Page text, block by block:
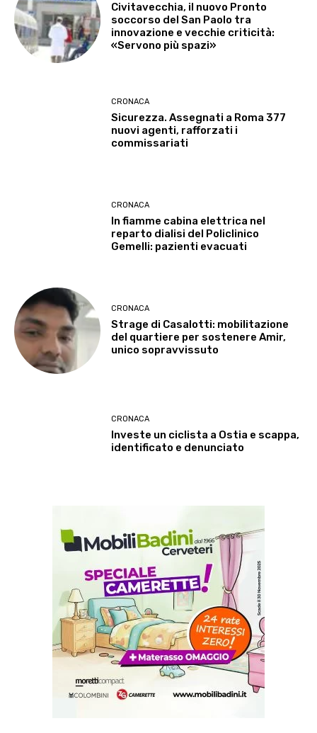
Civitavecchia, il nuovo Pronto
soccorso del San Paolo tra
innovazione e vecchie criticità:
«Servono più spazi»
CRONACA
Sicurezza. Assegnati a Roma 377
nuovi agenti, rafforzati i
commissariati
CRONACA
In fiamme cabina elettrica nel
reparto dialisi del Policlinico
Gemelli: pazienti evacuati
CRONACA
Strage di Casalotti: mobilitazione
del quartiere per sostenere Amir,
unico sopravvissuto
CRONACA
Investe un ciclista a Ostia e scappa,
identificato e denunciato